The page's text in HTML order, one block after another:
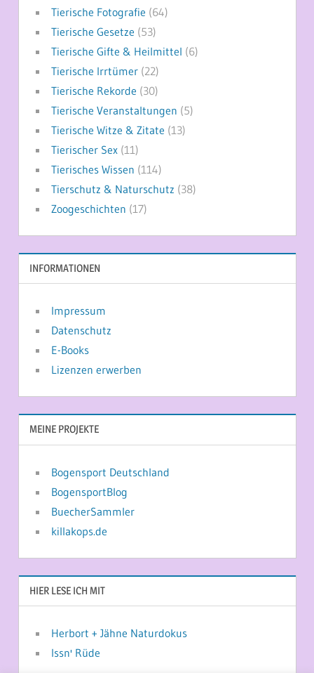
Tierische Fotografie (64)
Tierische Gesetze (53)
Tierische Gifte & Heilmittel (6)
Tierische Irrtümer(22)
Tierische Rekorde (30)
Tierische Veranstaltungen (5)
Tierische Witze & Zitate (13)
Tierischer Sex(11)
Tierisches Wissen (114)
Tierschutz & Naturschutz (38)
Zoogeschichten (17)
INFORMATIONEN
Impressum
Datenschutz
E-Books
Lizenzen erwerben
MEINE PROJEKTE
Bogensport Deutschland
BogensportBlog
BuecherSammler
killakops.de
HIER LESE ICH MIT
Herbort + Jähne Naturdokus
Issn' Rüde